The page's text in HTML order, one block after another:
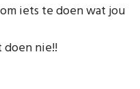
iets te doen wat jou
doen nie!!